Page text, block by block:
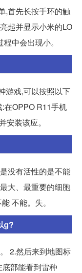
,首先长按手环的触
起并显示小米的LO
中会出现小。
游戏,可以按照以下
在OPPO R11手机
安装该应。
没有活性的是不能
大、最重要的细胞
不能。失。
g?
2.然后来到地图标
部能看到雷种